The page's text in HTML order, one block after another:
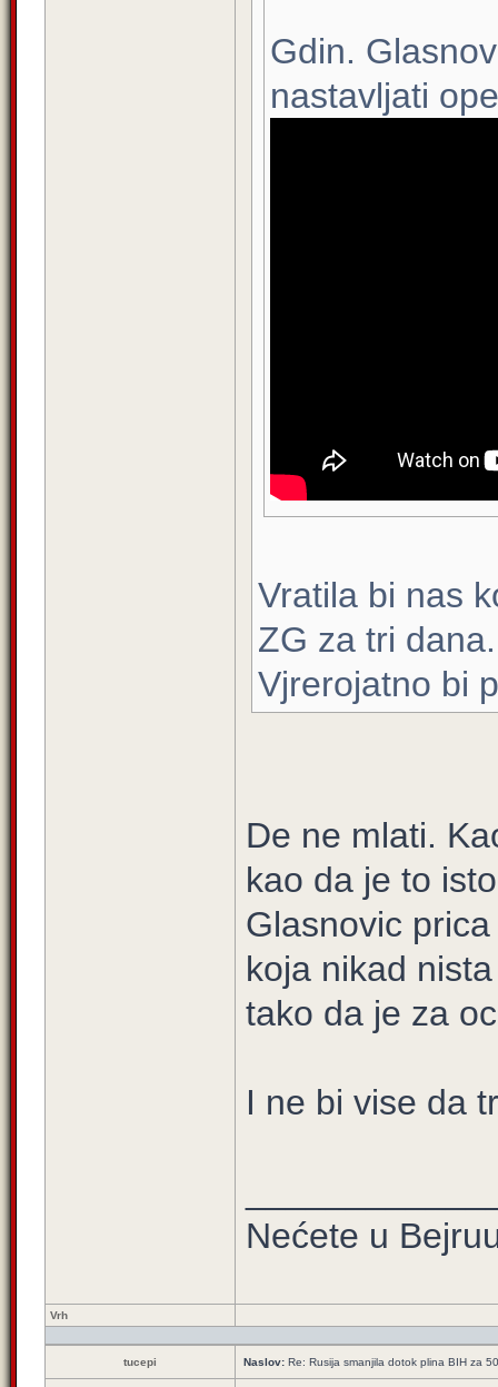
Gdin.
nastavljati
Vratila bi nas
ZG za tri dana.
Vjrerojatno bi
De ne mlati.
kao da je to
Glasnovic
koja nikad
tako da je za
I ne bi vise da
Nećete u
Vrh
tucepi Naslov: Re: Rusija smanjila dotok plina BIH za